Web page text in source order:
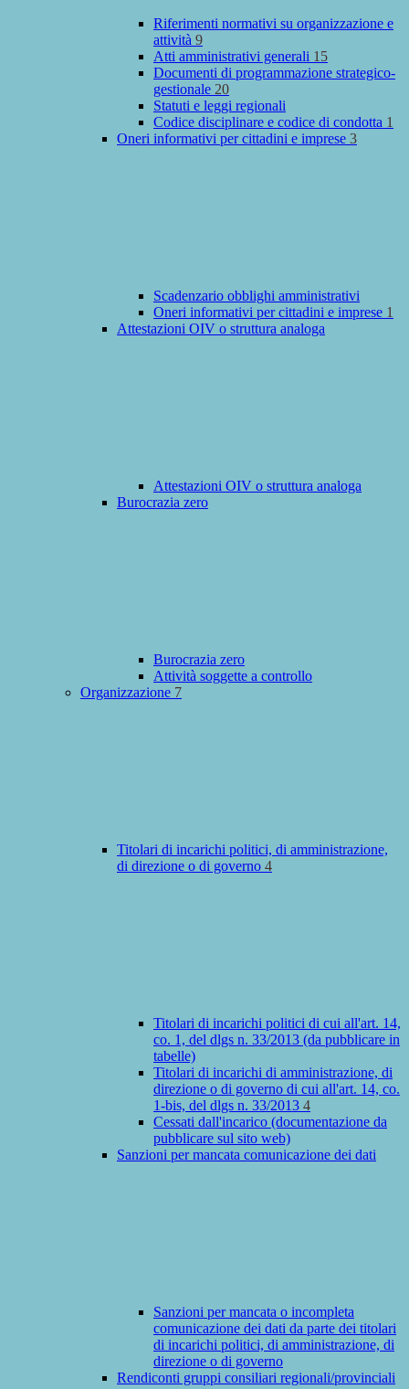
Riferimenti normativi su organizzazione e
attività 9
Atti amministrativi generali 15
Documenti di programmazione strategico-
gestionale 20
Statuti e leggi regionali
Codice disciplinare e codice di condotta 1
Oneri informativi per cittadini e imprese 3
Scadenzario obblighi amministrativi
Oneri informativi per cittadini e imprese 1
Attestazioni OIV o struttura analoga
Attestazioni OIV o struttura analoga
Burocrazia zero
Burocrazia zero
Attività soggette a controllo
Organizzazione 7
Titolari di incarichi politici, di amministrazione,
di direzione o di governo 4
Titolari di incarichi politici di cui all'art. 14,
co. 1, del dlgs n. 33/2013 (da pubblicare in
tabelle)
Titolari di incarichi di amministrazione, di
direzione o di governo di cui all'art. 14, co.
1-bis, del dlgs n. 33/2013 4
Cessati dall'incarico (documentazione da
pubblicare sul sito web)
Sanzioni per mancata comunicazione dei dati
Sanzioni per mancata o incompleta
comunicazione dei dati da parte dei titolari
di incarichi politici, di amministrazione, di
direzione o di governo
Rendiconti gruppi consiliari regionali/provinciali